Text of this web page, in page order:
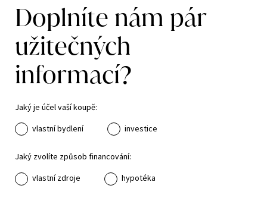
Doplníte nám pár
užitečných
informací?
Jaký je účel vaší koupě:
vlastní bydlení
investice
Jaký zvolíte způsob financování:
vlastní zdroje
hypotéka